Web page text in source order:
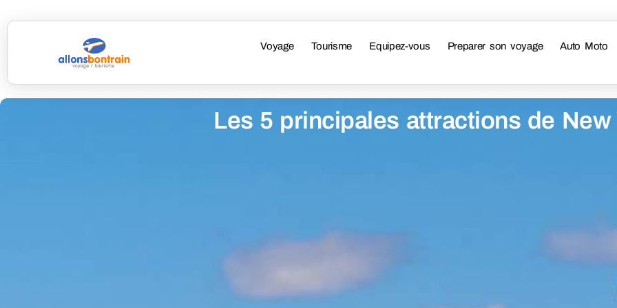
Voyage Tourisme Equipez-vous Preparer son voyage Auto Moto
Les 5 principales attractions de New